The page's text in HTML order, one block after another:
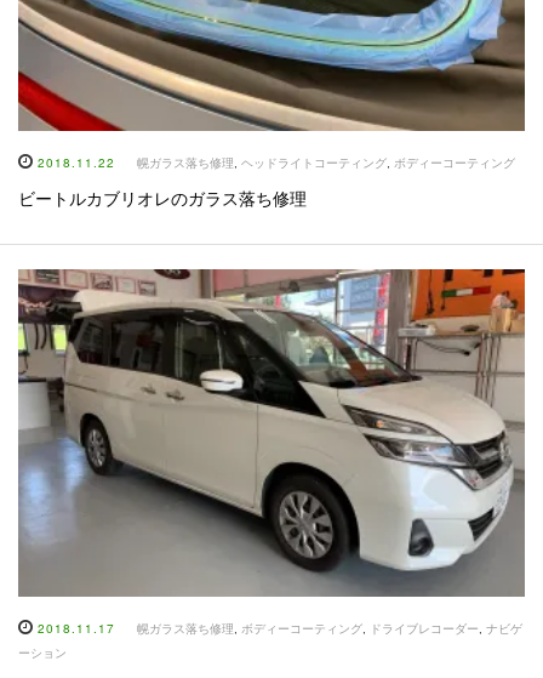
2018.11.22 幌ガラス落ち修理, ヘッドライトコーティング, ボディーコーティング
ビートルカブリオレのガラス落ち修理
2018.11.17 幌ガラス落ち修理 ボディーコーティング ドライブレコーダー
ナビゲ
ーション